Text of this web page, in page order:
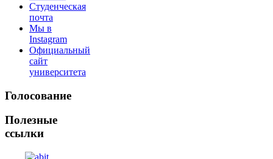
Студенческая
почта
Мы в
Instagram
Официальный
сайт
университета
Голосование
Полезные
ссылки